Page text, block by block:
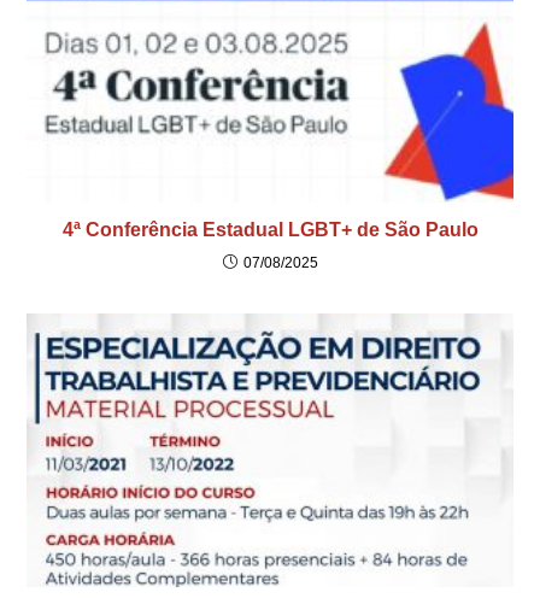
4ª Conferência Estadual LGBT+ de São Paulo
07/08/2025